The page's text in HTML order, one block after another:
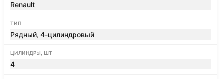
Renault
ТИП
Рядный, 4-цилиндровый
ЦИЛИНДРЫ, ШТ
4